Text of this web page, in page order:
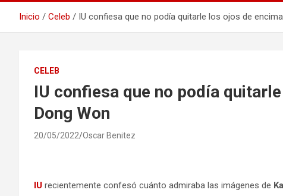
Inicio Celeb IU confiesa que no podía quitarle los ojos de
CELEB
IU confiesa que no podía
Dong Won
20/05/2022 Oscar Benitez
IU recientemente confesó cuánto admiraba las imágenes de